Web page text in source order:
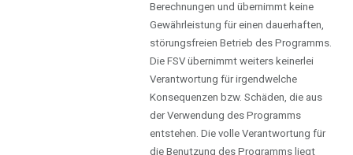
Berechnungen und übernimmt keine
Gewährleistung für einen dauerhaften,
störungsfreien Betrieb des Programms.
Die FSV übernimmt weiters keinerlei
Verantwortung für irgendwelche
Konsequenzen bzw. Schäden, die aus
der Verwendung des Programms
entstehen. Die volle Verantwortung für
die Benutzung des Programms liegt